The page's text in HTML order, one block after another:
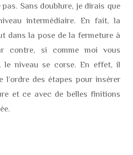
pas. Sans doublure, je dirais que
intermédiaire. En fait, la
dans la pose de la fermeture à
contre, si comme moi vous
le niveau se corse. En effet, il
des étapes pour insérer
et ce avec de belles finitions